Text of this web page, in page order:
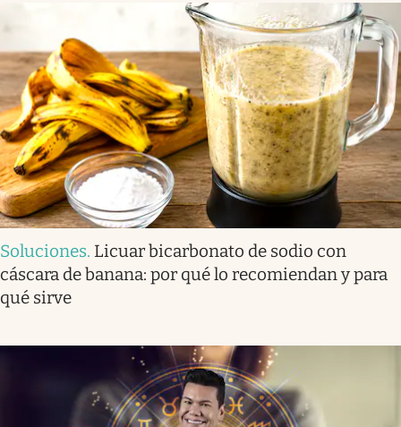
Soluciones. Licuar bicarbonato de sodio con
cáscara de banana: por qué lo recomiendan y para
qué sirve